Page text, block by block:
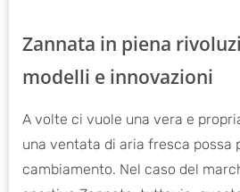
Zannata in piena
modelli e innovazioni
A volte ci vuole una vera e
una ventata di aria fresca possa
cambiamento. Nel caso del